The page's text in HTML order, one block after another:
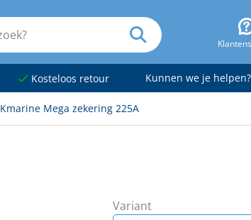
Kosteloos retour Kunnen we je
Kmarine Mega zekering 225A
Variant